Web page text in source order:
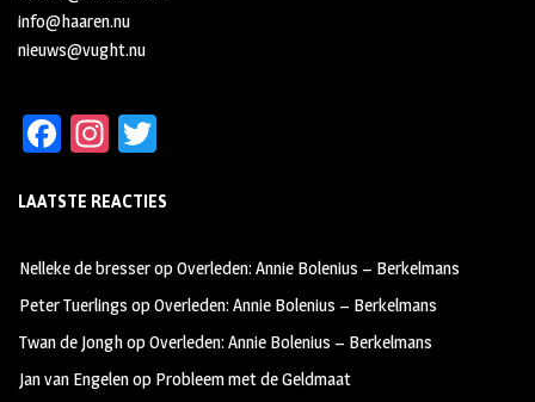
info@haaren.nu
nieuws@vught.nu
Fa
b
oo
k
In
ag
m
tt
LAATSTE REACTIES
Nelleke de bresseropOverleden: Annie Bolenius – Berkelmans
Peter Tuerlings opOverleden: Annie Bolenius – Berkelmans
Twan de JonghopOverleden: Annie Bolenius – Berkelmans
Jan van Engelenop Probleem met de Geldmaat